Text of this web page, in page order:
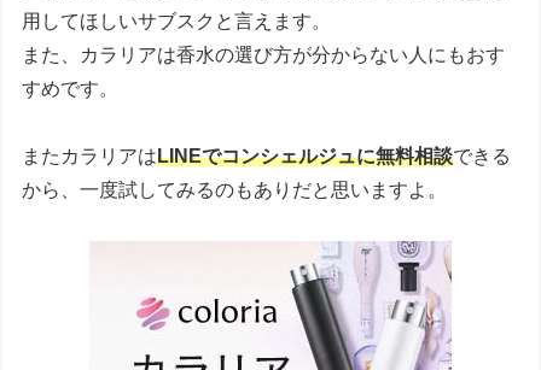
用してほしいサブスクと言えます。
また、カラリアは香水の選び方が分からない人にもおす
すめです。
またカラリアはLINEでコンシェルジュに無料相談できる
から、一度試してみるのもありだと思いますよ。